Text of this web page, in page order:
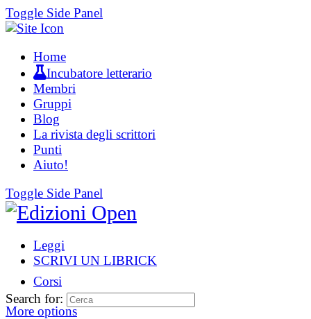
Toggle Side Panel
Home
Incubatore letterario
Membri
Gruppi
Blog
La rivista degli scrittori
Punti
Aiuto!
Toggle Side Panel
Leggi
SCRIVI UN LIBRICK
Corsi
More options
Search for: